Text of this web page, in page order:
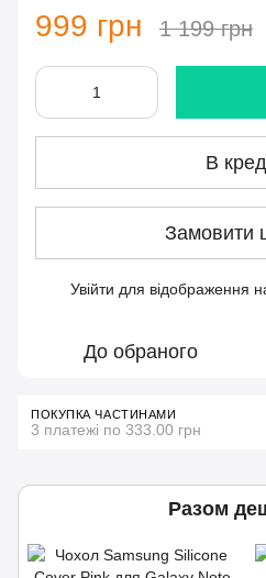
999 грн 1 199 грн
В
Замовити
Увійти для відображення
До обраного
ПОКУПКА ЧАСТИНАМИ
3 платежі по 333.00 грн
Разом